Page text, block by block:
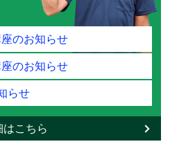
のお知らせ
のお知らせ
らせ
はこちら